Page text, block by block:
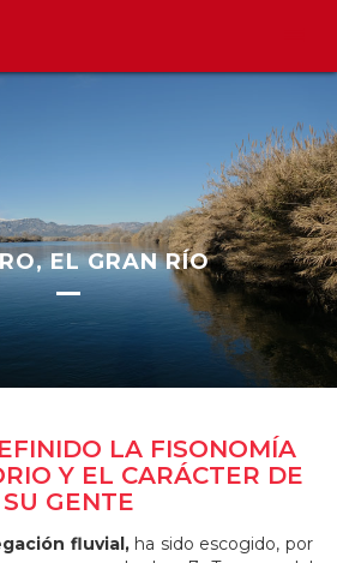
EL GRAN RÍO
LA FISONOMÍA
Y EL CARÁCTER DE
SU GENTE
fluvial, ha sido escogido, por